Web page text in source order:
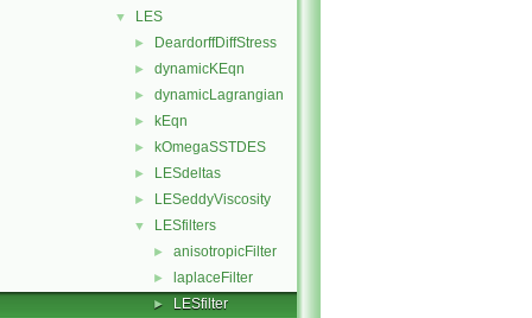
▼ LES
► DeardorffDiffStress
► dynamicKEqn
► dynamicLagrangian
► kEqn
► kOmegaSSTDES
► LESdeltas
► LESeddyViscosity
▼ LESfilters
► anisotropicFilter
► laplaceFilter
► LESfilter